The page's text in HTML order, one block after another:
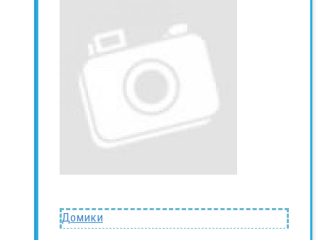
Домики